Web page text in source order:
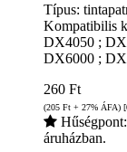
Típus:
Kompatibilis
DX4050 ;
DX6000 ;
260 Ft
(205 Ft + 27% ÁFA)
Hűségpont:
áruházban.